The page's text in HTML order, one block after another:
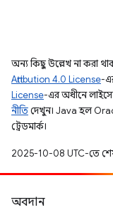
অন্য কিছু উল্লেখ না করা
Attribution 4.0 License-
License-এর অধীনে
নীতিদেখুন। Java হল
ট্রেডমার্ক।
2025-10-08 UTC-তে
অবদান